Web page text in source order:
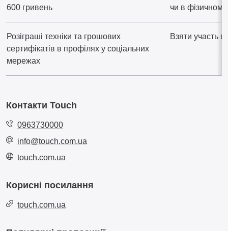
600 гривень
чи в фізичному
Розіграші техніки та грошових
сертифікатів в профілях у соціальних
мережах
Взяти участь в
Контакти Touch
0963730000
info@touch.com.ua
touch.com.ua
Корисні посилання
touch.com.ua